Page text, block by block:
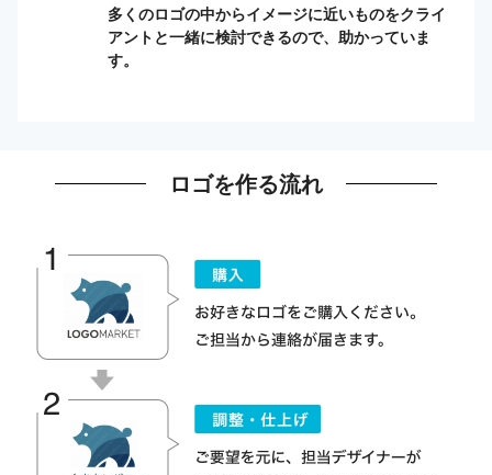
多くのロゴの中からイメージに近いものをクライ
アントと一緒に検討できるので、助かっていま
す。
ロゴを作る流れ